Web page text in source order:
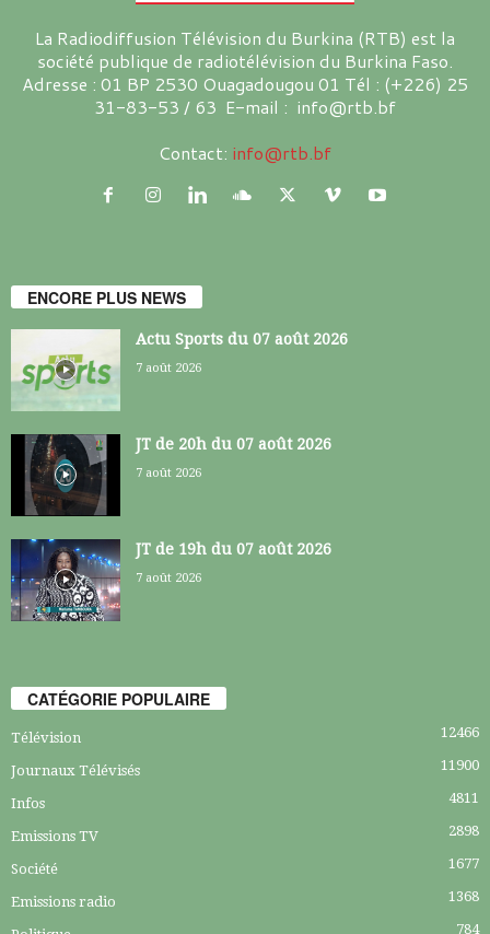
La Radiodiffusion Télévision du Burkina (RTB) est la
société publique de radiotélévision du Burkina Faso.
Adresse : 01 BP 2530 Ouagadougou 01 Tél : (+226) 25
31-83-53 / 63 E-mail : info@rtb.bf
Contact: info@rtb.bf
ENCORE PLUS NEWS
Actu Sports du 07 août 2026
7 août 2026
JT de 20h du 07 août 2026
7 août 2026
JT de 19h du 07 août 2026
7 août 2026
CATÉGORIE POPULAIRE
Télévision 12466
Journaux Télévisés 11900
Infos 4811
Emissions TV 2898
Société 1677
Emissions radio 1368
784